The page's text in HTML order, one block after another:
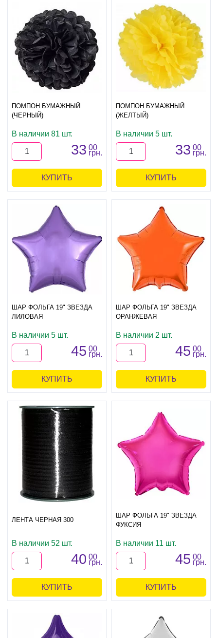
ПОМПОН БУМАЖНЫЙ
(ЧЕРНЫЙ)
В наличии 81 шт.
33 00
грн.
КУПИТЬ
ПОМПОН БУМАЖНЫЙ
(ЖЕЛТЫЙ)
В наличии 5 шт.
33 00
грн.
КУПИТЬ
ШАР ФОЛЬГА 19" ЗВЕЗДА
ЛИЛОВАЯ
В наличии 5 шт.
45 00
грн.
КУПИТЬ
ШАР ФОЛЬГА 19" ЗВЕЗДА
ОРАНЖЕВАЯ
В наличии 2 шт.
45 00
грн.
КУПИТЬ
ЛЕНТА ЧЕРНАЯ 300
В наличии 52 шт.
40 00
грн.
КУПИТЬ
ШАР ФОЛЬГА 19" ЗВЕЗДА
ФУКСИЯ
В наличии 11 шт.
45 00
грн.
КУПИТЬ